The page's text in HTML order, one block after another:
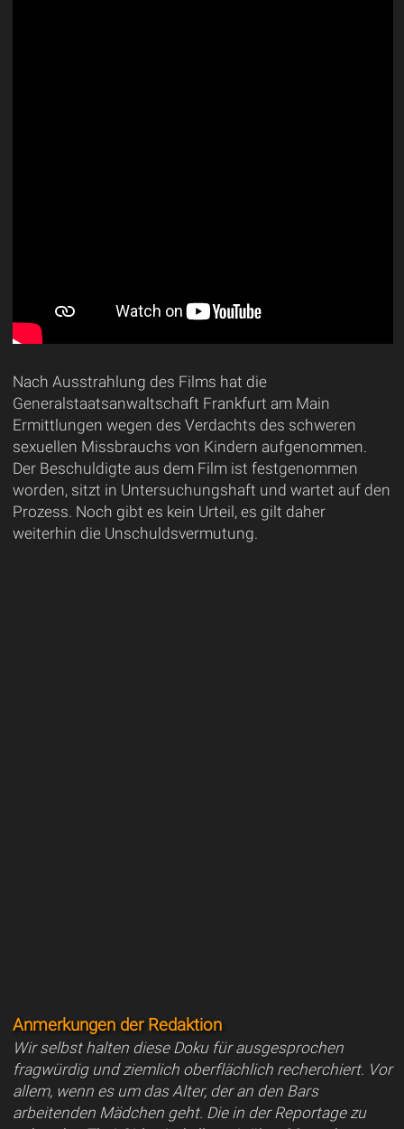
Nach Ausstrahlung des Films hat die
Generalstaatsanwaltschaft Frankfurt am Main
Ermittlungen wegen des Verdachts des schweren
sexuellen Missbrauchs von Kindern aufgenommen.
Der Beschuldigte aus dem Film ist festgenommen
worden, sitzt in Untersuchungshaft und wartet auf den
Prozess. Noch gibt es kein Urteil, es gilt daher
weiterhin die Unschuldsvermutung.
Anmerkungen der Redaktion
Wir selbst halten diese Doku für ausgesprochen
fragwürdig und ziemlich oberflächlich recherchiert. Vor
allem, wenn es um das Alter, der an den Bars
arbeitenden Mädchen geht. Die in der Reportage zu